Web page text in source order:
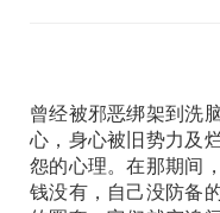
曾经被邪恶绑架到洗
心，身心被旧势力及
怨的心理。在那期间
钱没有，自己没防备